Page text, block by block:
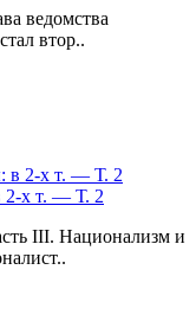
ведомства
втор..
2-х т. — Т. 2
III. Национализм и